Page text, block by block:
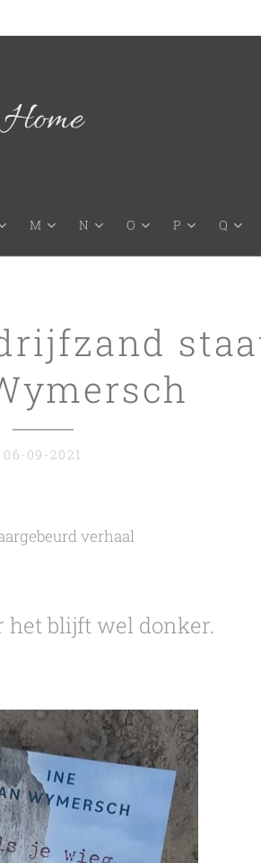
Home
M N O P Q
06-09-2021
verhaal
blijft wel donker.